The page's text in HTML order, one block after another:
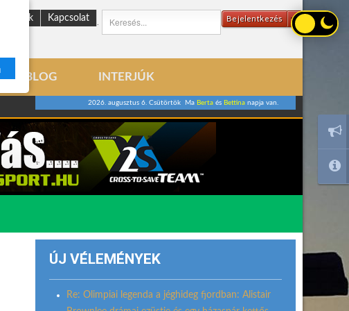
Bejelentkezés
Rólunk Kapcsolat
BLOG INTERJÚK
2026. augusztus 6. Csütörtök Ma Bertaés Bettinanapja van.
ÚJ VÉLEMÉNYEK
Re: Olimpiai legenda a jéghideg fjordban: Alistair